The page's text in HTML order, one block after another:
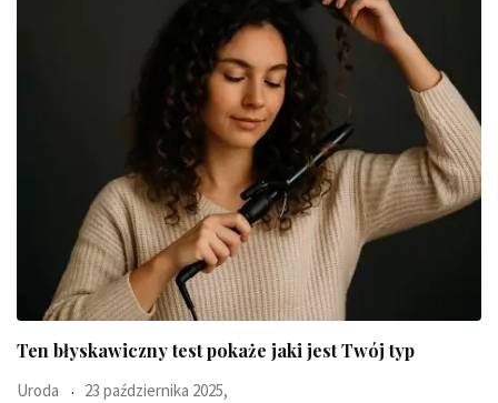
Ten błyskawiczny test pokaże jaki jest Twój typ
Uroda 23 października 2025,